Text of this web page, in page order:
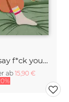
How to say f*ck you in a nice way
ab15,90 €